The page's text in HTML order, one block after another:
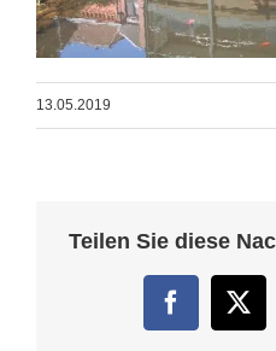
13.05.2019
Teilen Sie diese
Facebook